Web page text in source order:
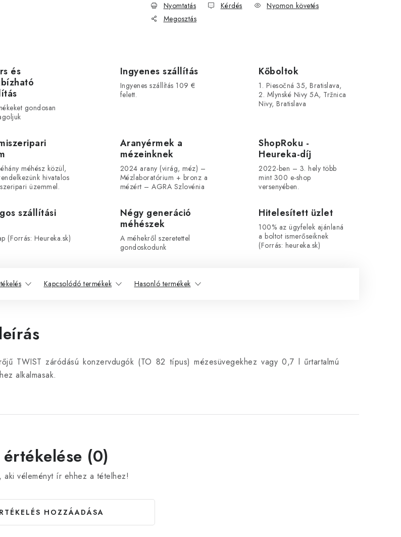
Nyomtatás Kérdés
Nyomon követés
Megosztás
és
gondosan
Ingyenes szállítás
Ingyenes szállítás 109 €
felett.
Kőboltok
1. Piesočná 35, Bratislava,
2. Mlynské Nivy 5A, Tržnica
Nivy, Bratislava
méhész közül,
hivatalos
üzemmel.
Aranyérmek a
mézeinknek
2024 arany (virág, méz) –
Mézlaboratórium + bronz a
mézért – AGRA Szlovénia
ShopRoku -
Heureka-díj
2022-ben – 3. hely több
mint 300 e-shop
versenyében.
szállítási
(Forrás: Heureka.sk)
Négy generáció
méhészek
A méhekről szeretettel
gondoskodunk
Hitelesített üzlet
100% az ügyfelek ajánlaná
a boltot ismerőseiknek
(Forrás: heureka.sk)
Kapcsolódó termékek Hasonló termékek
TWIST záródású konzervdugók (TO 82 típus) mézesüvegekhez vagy 0,7 l űrtartalmú
alkalmasak.
(0)
aki véleményt ír ehhez a tételhez!
HOZZÁADÁSA